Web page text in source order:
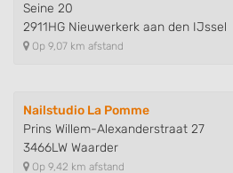
Seine 20
2911HG Nieuwerkerk aan den IJssel
Op 9,07 km afstand
Nailstudio La Pomme
Prins Willem-Alexanderstraat 27
3466LW Waarder
Op 9,42 km afstand
Non-IAB processing purposes:
Necessary
Functional
Advertising